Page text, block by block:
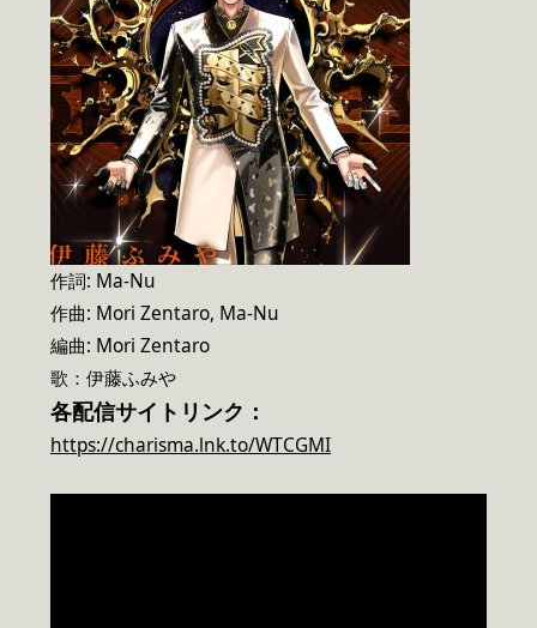
作詞: Ma-Nu
作曲: Mori Zentaro, Ma-Nu
編曲: Mori Zentaro
歌：伊藤ふみや
各配信サイトリンク：
https://charisma.lnk.to/WTCGMI